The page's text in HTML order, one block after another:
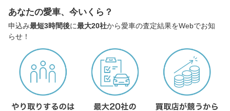
あなたの愛車、今いくら？
申込み最短3時間後に最大20社から愛車の査定結果をWebでお知
らせ！